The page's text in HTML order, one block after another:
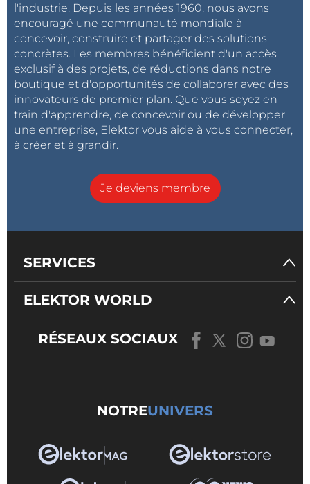
l'industrie. Depuis les années 1960, nous avons
encouragé une communauté mondiale à
concevoir, construire et partager des solutions
concrètes. Les membres bénéficient d'un accès
exclusif à des projets, de réductions dans notre
boutique et d'opportunités de collaborer avec des
innovateurs de premier plan. Que vous soyez en
train d'apprendre, de concevoir ou de développer
une entreprise, Elektor vous aide à vous connecter,
à créer et à grandir.
Je deviens membre
SERVICES
ELEKTOR WORLD
RÉSEAUX SOCIAUX
NOTREUNIVERS